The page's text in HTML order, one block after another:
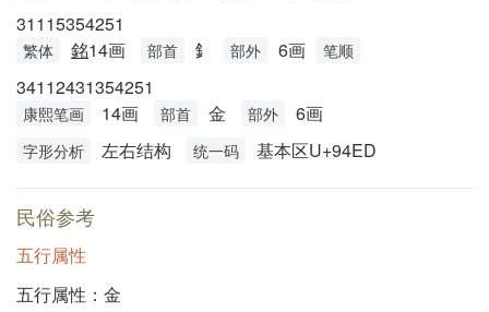
31115354251
繁体 銘14画 部首 釒 部外 6画 笔顺
34112431354251
康熙笔画 14画 部首 金 部外 6画
字形分析 左右结构 统一码 基本区U+94ED
民俗参考
五行属性
五行属性：金